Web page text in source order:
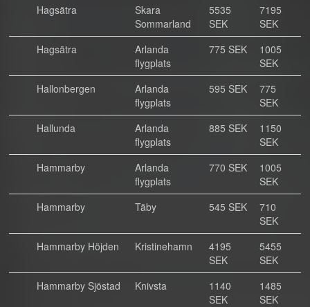
Hagsätra
Skara
Sommarland
5535
SEK
7195
SEK
Hagsätra
Arlanda
flygplats
775 SEK
1005
SEK
Hallonbergen
Arlanda
flygplats
595 SEK
775
SEK
Hallunda
Arlanda
flygplats
885 SEK
1150
SEK
Hammarby
Arlanda
flygplats
770 SEK
1005
SEK
Hammarby
Täby 545 SEK
710
SEK
Hammarby Höjden
Kristinehamn
4195
SEK
5455
SEK
Hammarby Sjöstad
Knivsta
1140
SEK
1485
SEK